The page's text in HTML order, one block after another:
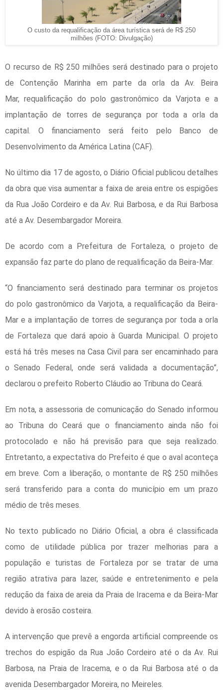
O custo da requalificação da área turística será de R$ 250
milhões (FOTO: Divulgação)
O recurso de R$ 250 milhões será destinado para o projeto
de Contenção Marinha em parte da orla da Av. Beira
Mar, requalificação do polo gastronômico da Varjota e a
implantação de torres de segurança por toda a orla da
capital. O financiamento será feito pelo Banco de
Desenvolvimento da América Latina (CAF).
No último dia 17 de agosto, o Diário Oficial publicou detalhes
da obra que visa aumentar a faixa de areia entre os espigões
da Rua João Cordeiro e da Av. Rui Barbosa, e da Rui Barbosa
até a Av. Desembargador Moreira.
De acordo com a Prefeitura de Fortaleza, o projeto de
expansão faz parte do plano de requalificação da Beira-Mar.
“O financiamento será destinado para terminar os projetos
do polo gastronômico da Varjota, a requalificação da Beira-
Mar e a implantação de torres de segurança por toda a orla
de Fortaleza que dará apoio à Guarda Municipal. O projeto
está há três meses na Casa Civil para ser encaminhado para
o Senado Federal, onde será validada a documentação”,
declarou o prefeito Roberto Cláudio ao Tribuna do Ceará.
Em nota, a assessoria de comunicação do Senado informou
ao
Tribuna do Ceará que o financiamento ainda não foi
protocolado e não há previsão para que seja realizado.
Entretanto, a expectativa do Prefeito é que o aval aconteça
em breve. Com a liberação, o montante de R$ 250 milhões
será transferido para a conta do município em um prazo
médio de três meses.
No texto publicado no Diário Oficial, a obra é classificada
como de
utilidade públicapor trazer melhorias para a
população e turistas de Fortaleza por se tratar de uma
região atrativa para lazer, saúde e entretenimento e pela
redução da faixa de areia da Praia de Iracema e da Beira-Mar
devido à erosão costeira.
A intervenção que prevê a engorda artificial compreende os
trechos do espigão da Rua João Cordeiro até o da Av. Rui
Barbosa, na Praia de Iracema, e o da Rui Barbosa até o da
avenida Desembargador Moreira, no Meireles.